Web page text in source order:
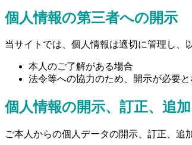
個人情報の第三者への開示
当サイトでは、個人情報は適切に管理し、
本人のご了解がある場合
法令等への協力のため、開示が必要
個人情報の開示、訂正、追
ご本人からの個人データの開示、訂正、